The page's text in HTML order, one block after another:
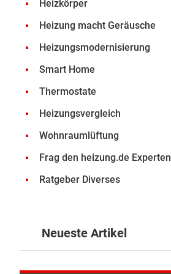
Heizkörper
Heizung macht Geräusche
Heizungsmodernisierung
Smart Home
Thermostate
Heizungsvergleich
Wohnraumlüftung
Frag den heizung.de Experten
Ratgeber Diverses
Neueste Artikel